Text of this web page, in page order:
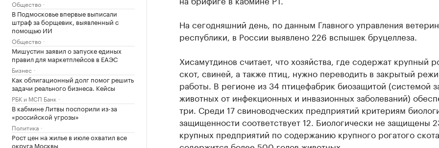
Общество
В Подмосковье впервые выписали
штраф за борщевик, выявленный с
помощью ИИ
Общество
Мишустин заявил о запуске единых
правил для маркетплейсов в ЕАЭС
Бизнес
Как облигационный долг помог решить
задачи реального бизнеса. Кейсы
РБК и МСП Банк
В кабмине Литвы поспорили из-за
«российской угрозы»
Политика
Рост цен на жилье в июле охватил все
округа Москвы
На сегодняшний день, по данным Главного управления
республики, в России выявлено 226 вспышек бруцеллеза.
Хисамутдинов считает, что хозяйства, где содержат крупный
скот, свиней, а также птиц, нужно переводить в закрытый
работы. В регионе из 34 птицефабрик биозащитой (системой
животных от инфекционных и инвазионных заболеваний)
три. Среди 17 свиноводческих предприятий критериям
защищенности соответствует 12. Биологически не защищены
крупных предприятий по содержанию крупного рогатого